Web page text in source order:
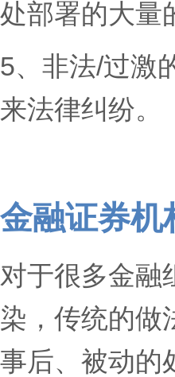
处部署的大量
5、非法/过激
来法律纠纷。
金融证券机
对于很多金融
染，传统的做
事后、被动的